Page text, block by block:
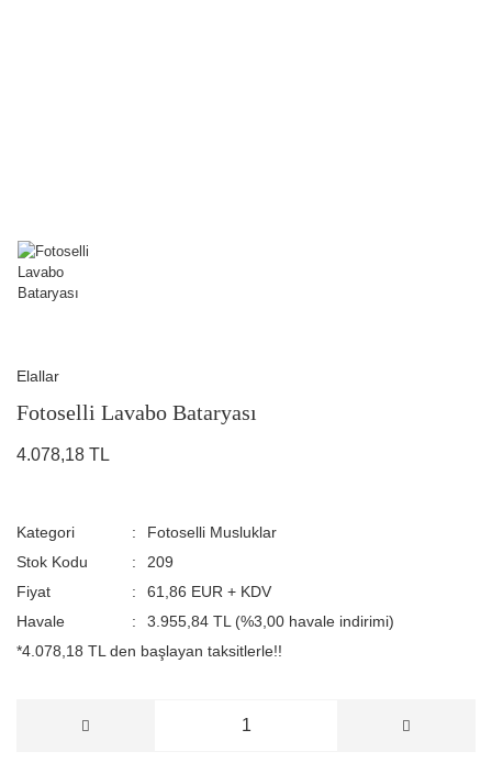
Elallar
Fotoselli Lavabo Bataryası
4.078,18 TL
Kategori
Fotoselli Musluklar
Stok Kodu
209
Fiyat
61,86 EUR + KDV
Havale
3.955,84 TL (%3,00 havale indirimi)
*4.078,18 TL den başlayan taksitlerle!!